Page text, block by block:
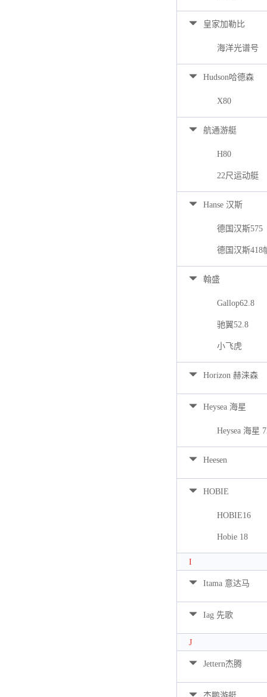
皇家加勒比
海洋光谱号
Hudson哈德森
X80
航通游艇
H80
22尺运动艇
Hanse 汉斯
德国汉斯575
德国汉斯418
翰盛
Gallop62.8
驰翼52.8
小飞虎
Horizon 赫涞森
Heysea 海星
Heysea 海星
Heesen
HOBIE
HOBIE16
Hobie 18
I
Itama 意达马
Iag 先歌
J
Jettern杰腾